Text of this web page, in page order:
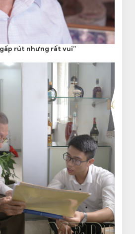
gấp rút nhưng rất vui”